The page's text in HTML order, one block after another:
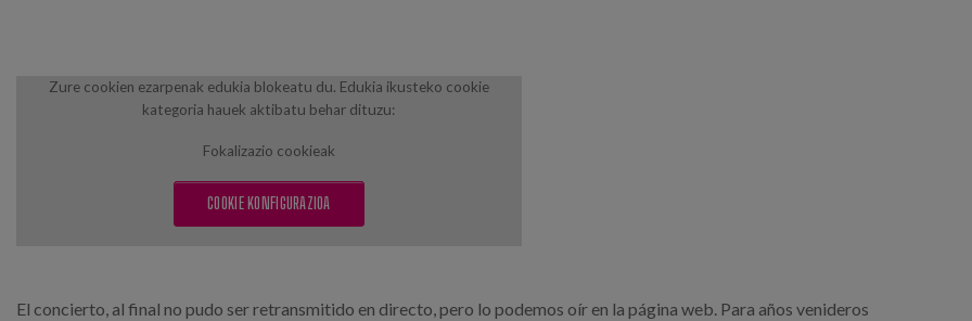
Zure cookien ezarpenak edukia blokeatu du. Edukia ikusteko cookie
kategoria hauek aktibatu behar dituzu:
Fokalizazio cookieak
COOKIE KONFIGURAZIOA
El concierto, al final no pudo ser retransmitido en directo, pero lo podemos oír en la página web. Para años venideros